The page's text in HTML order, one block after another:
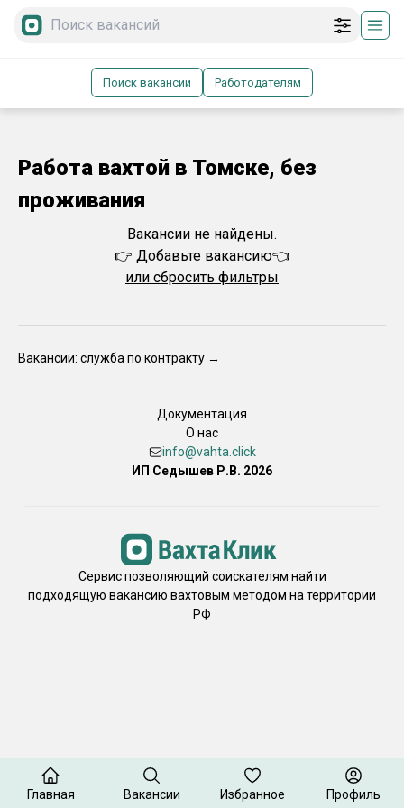
Поиск вакансии Работодателям
Работа вахтой в Томске, без
проживания
Вакансии не найдены.
👉 Добавьте вакансию👈
или сбросить фильтры
Вакансии: служба по контракту →
Документация
О нас
info@vahta.click
ИП Седышев Р.В. 2026
Сервис позволяющий соискателям найти
подходящую вакансию вахтовым методом на территории
РФ
Главная Вакансии Избранное Профиль